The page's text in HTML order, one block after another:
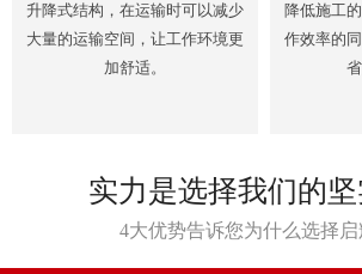
升降式结构，在运输时可以减少
大量的运输空间，让工作环境更
加舒适。
降低施工
作效率的
实力是选择我们的
4大优势告诉您为什么选择启